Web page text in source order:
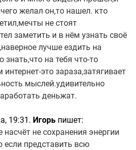
желал он,то нашел. кто
не стоят
заметить и в нём узнать своё
лучше ездить на
знать,что на тебячто-то
интернет-это зараза,затягивает
мыслей.удивительно
деньжат.
19:31. Игорь пишет:
не сохранения энергии
если представить всю